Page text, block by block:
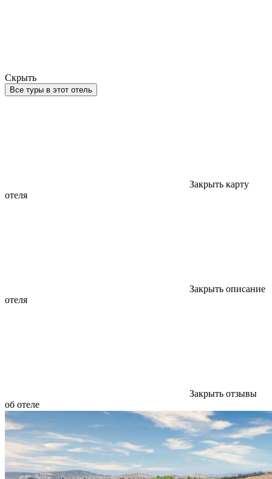
Скрыть
Все туры в этот отель
Закрыть карту
отеля
Закрыть описание
отеля
Закрыть отзывы
об отеле